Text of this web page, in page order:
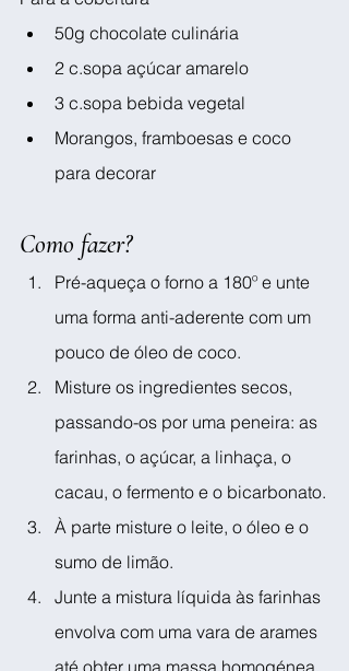
50g chocolate culinária
2 c.sopa açúcar amarelo
3 c.sopa bebida vegetal
Morangos, framboesas e coco
para decorar
Como fazer?
Pré-aqueça o forno a 180º e unte
uma forma anti-aderente com um
pouco de óleo de coco.
Misture os ingredientes secos,
passando-os por uma peneira: as
farinhas, o açúcar, a linhaça, o
cacau, o fermento e o bicarbonato.
À parte misture o leite, o óleo e o
sumo de limão.
Junte a mistura líquida às farinhas
envolva com uma vara de arames
até obter uma massa homogénea.